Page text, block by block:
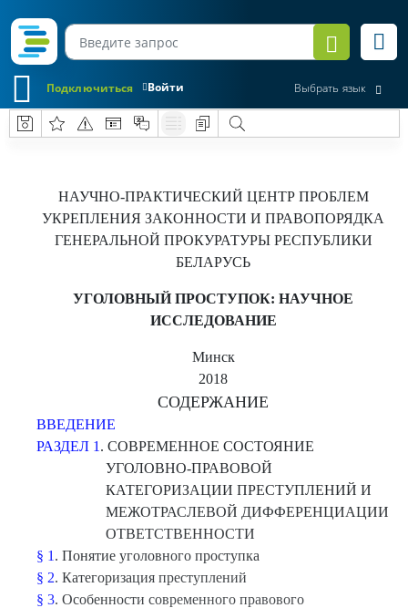
Войти
Подключиться Выбрать язык
НАУЧНО-ПРАКТИЧЕСКИЙ ЦЕНТР ПРОБЛЕМ
УКРЕПЛЕНИЯ ЗАКОННОСТИ И ПРАВОПОРЯДКА
ГЕНЕРАЛЬНОЙ ПРОКУРАТУРЫ РЕСПУБЛИКИ
БЕЛАРУСЬ
УГОЛОВНЫЙ ПРОСТУПОК: НАУЧНОЕ
ИССЛЕДОВАНИЕ
Минск
2018
СОДЕРЖАНИЕ
ВВЕДЕНИЕ
РАЗДЕЛ 1 . СОВРЕМЕННОЕ СОСТОЯНИЕ
УГОЛОВНО-ПРАВОВОЙ
КАТЕГОРИЗАЦИИ ПРЕСТУПЛЕНИЙ И
МЕЖОТРАСЛЕВОЙ ДИФФЕРЕНЦИАЦИИ
ОТВЕТСТВЕННОСТИ
§ 1 . Понятие уголовного проступка
§ 2. Категоризация преступлений
§ 3. Особенности современного правового